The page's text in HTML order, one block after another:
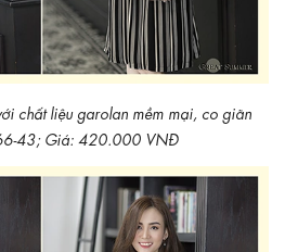
chất liệu garolan mềm mại, co giãn
43; Giá: 420.000 VNĐ